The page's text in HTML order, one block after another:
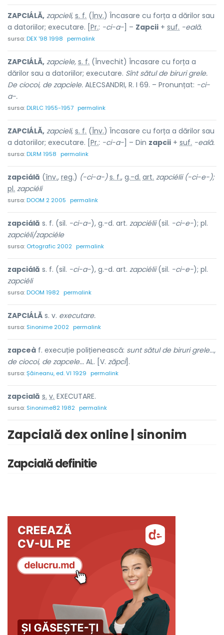
ZAPCIÁLĂ, zapcieli, s. f. (Înv.) Încasare cu forța a dărilor sau
a datoriilor; executare. [ Pr.: -ci-a- ] – Zapcii + suf. -eală.
sursa:DEX '98 1998 permalink
ZAPCIÁLĂ, zapciele, s. f. (Învechit) Încasare cu forța a
dărilor sau a datoriilor; executare. Sînt sătul de biruri grele.
De ciocoi, de zapciele. ALECSANDRI, R. I 69. – Pronunțat: -ci-
a-.
sursa:DLRLC 1955-1957 permalink
ZAPCIÁLĂ, zapcieli, s. f. (Înv.) Încasare cu forța a dărilor sau
a datoriilor; executare. [ Pr.: -ci-a- ] – Din zapcii + suf. -eală.
sursa:DLRM 1958 permalink
zapciálă (înv., reg.) (-ci-a-) s. f., g.-d. art. zapciélii (-ci-e-);
pl. zapciéli
sursa:DOOM 2 2005 permalink
zapciálă s. f. (sil. -ci-a-), g.-d. art. zapciélii(sil. -ci-e-); pl.
zapciéli/zapciéle
sursa: Ortografic 2002 permalink
zapciálă s. f. (sil. -ci-a-), g.-d. art. zapciélii(sil. -ci-e-); pl.
zapciéli
sursa:DOOM 1982 permalink
ZAPCIÁLĂ s. v. executare.
sursa: Sinonime 2002 permalink
zapceà f. execuție polițienească: sunt sătul de biruri grele...,
de ciocoi, de zapcele... AL. [V. zăpcì].
sursa:Șăineanu, ed. VI 1929 permalink
zapcială s. v. EXECUTARE.
sursa: Sinonime82 1982 permalink
Zapcială dex online | sinonim
Zapcială definitie